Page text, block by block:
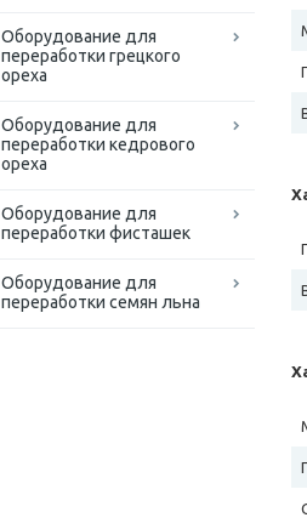
Оборудование для
переработки грецкого
ореха
Оборудование для
переработки кедрового
ореха
Оборудование для
переработки фисташек
Оборудование для
переработки семян льна